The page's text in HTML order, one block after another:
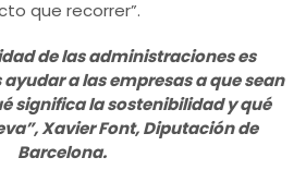
que recorrer”.
de las administraciones es
a las empresas a que sean
significa la sostenibilidad y qué
Xavier Font, Diputación de
Barcelona.